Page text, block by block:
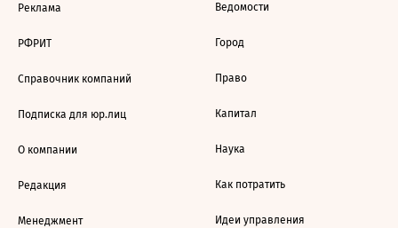
Реклама
РФРИТ
Справочник компаний
Подписка для юр.лиц
О компании
Редакция
Менеджмент
Ведомости
Город
Право
Капитал
Наука
Как потратить
Идеи управления